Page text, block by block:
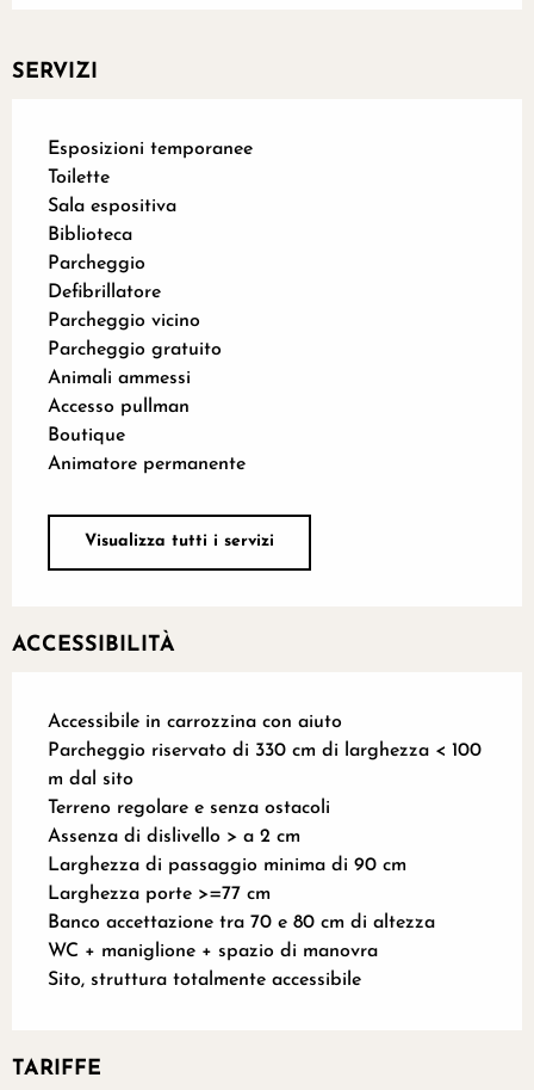
SERVIZI
Esposizioni temporanee
Toilette
Sala espositiva
Biblioteca
Parcheggio
Defibrillatore
Parcheggio vicino
Parcheggio gratuito
Animali ammessi
Accesso pullman
Boutique
Animatore permanente
Visualizza tutti i servizi
ACCESSIBILITÀ
Accessibile in carrozzina con aiuto
Parcheggio riservato di 330 cm di larghezza < 100
m dal sito
Terreno regolare e senza ostacoli
Assenza di dislivello > a 2 cm
Larghezza di passaggio minima di 90 cm
Larghezza porte >=77 cm
Banco accettazione tra 70 e 80 cm di altezza
WC + maniglione + spazio di manovra
Sito, struttura totalmente accessibile
TARIFFE